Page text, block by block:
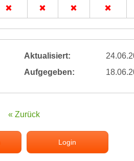
Aktualisiert:
Aufgegeben:
« Zurück
Login